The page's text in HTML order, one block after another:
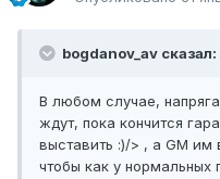
bogdanov_av сказал:
В любом случае,
ждут, пока кончится
выставить :)/> , а GM им
чтобы как у нормальных